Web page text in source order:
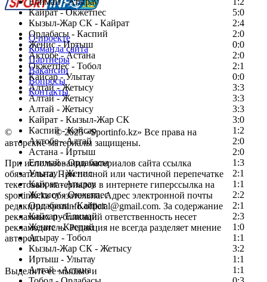
Кайрат - Окжетпес
5:0
Кызыл-Жар СК - Кайрат
2:4
Ордабасы - Каспий
2:0
Женис - Иртыш
0:0
Актобе - Астана
2:0
Окжетпес - Тобол
2:1
Кайсар - Улытау
0:0
Алтай - Жетысу
3:3
Алтай - Жетысу
3:3
Алтай - Жетысу
3:3
Кайрат - Кызыл-Жар СК
3:0
Каспий - Кайсар
1:2
Актобе - Алтай
2:0
Астана - Иртыш
2:0
Елимай - Ордабасы
1:3
Улытау - Женис
2:1
Кайрат - Атырау
1:1
Жетысу - Окжетпес
2:2
Ордабасы - Кайрат
2:1
Кайсар - Елимай
2:3
Женис - Каспий
1:0
Атырау - Тобол
1:1
Кызыл-Жар СК - Жетысу
3:2
Иртыш - Улытау
1:1
Алтай - Астана
1:1
О проекте
Команда сайта
Партнеры
Вакансии
Вопросы
Контакты
© Copyright© 2025 «Sportinfo.kz» Все права на
авторские материалы защищены.
При использовании материалов сайта ссылка
обязательна. При полной или частичной перепечатке
текстовых материалов в интернете гиперссылка на
sportinfo.kz обязательна. Адрес электронной почты
редакции: sportinfo.official@gmail.com. За содержание
рекламных публикаций ответственность несет
рекламодатель. Редакция не всегда разделяет мнение
авторов.
Заметили ошибку в тексте?
Выделите ее мышью и